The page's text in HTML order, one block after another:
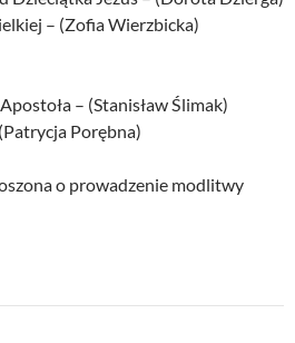
– (Zofia Wierzbicka)
– (Stanisław Ślimak)
Porębna)
o prowadzenie modlitwy